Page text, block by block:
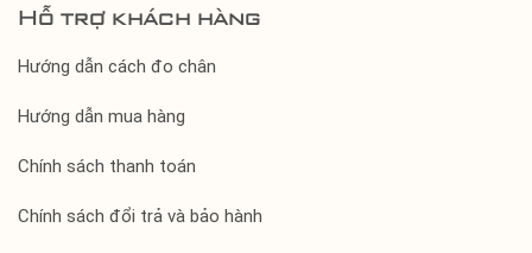
Hỗ trợ khách hàng
Hướng dẫn cách đo chân
Hướng dẫn mua hàng
Chính sách thanh toán
Chính sách đổi trả và bảo hành